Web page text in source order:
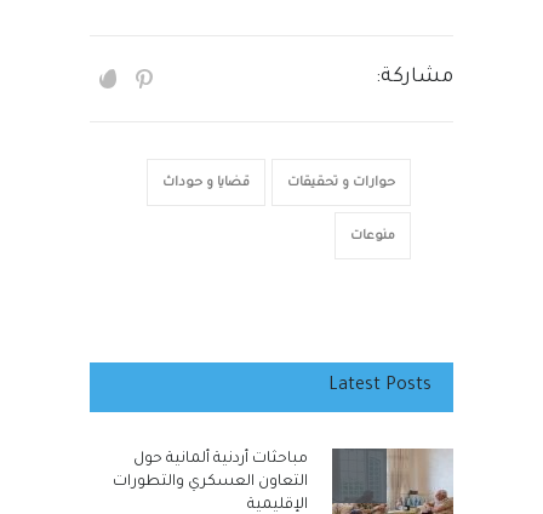
مشاركة:
حوارات و تحقيقات قضايا و حوداث
منوعات
Latest Posts
مباحثات أردنية ألمانية حول
التعاون العسكري والتطورات
الإقليمية